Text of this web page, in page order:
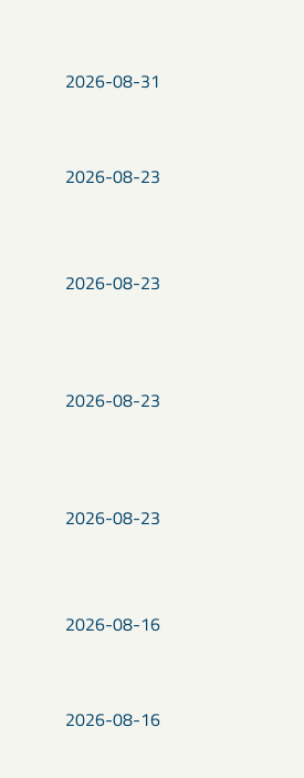
2026-08-31
2026-08-23
2026-08-23
2026-08-23
2026-08-23
2026-08-16
2026-08-16